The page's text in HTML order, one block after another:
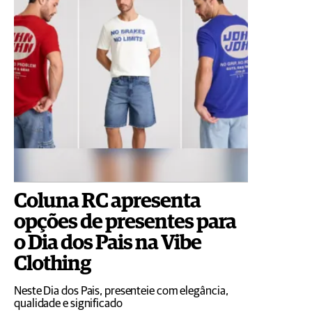
Coluna RC apresenta
opções de presentes para
o Dia dos Pais na Vibe
Clothing
Neste Dia dos Pais, presenteie com elegância,
qualidade e significado